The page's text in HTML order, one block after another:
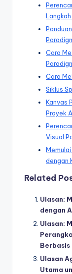
Cara
Cara
Siklus
Kanvas
Proyek
Visual
dengan
Related
Ulasan:
dengan
Ulasan:
Berbasis
Ulasan
Utama